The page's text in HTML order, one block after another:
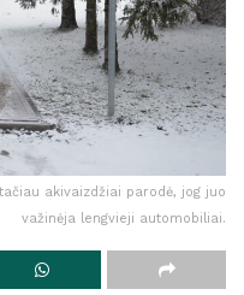
akivaizdžiai parodė, jog juo
važinėja lengvieji automobiliai.